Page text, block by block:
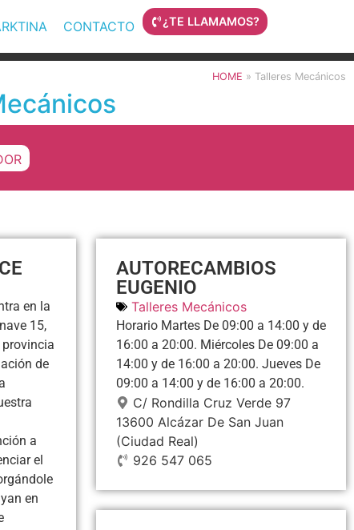
CONTACTO ¿TE LLAMAMOS?
HOME » Talleres Mecánicos
en la
15,
de
a
el
en
AUTORECAMBIOS
EUGENIO
Talleres Mecánicos
Horario Martes De 09:00 a 14:00 y de
16:00 a 20:00. Miércoles De 09:00 a
14:00 y de 16:00 a 20:00. Jueves De
09:00 a 14:00 y de 16:00 a 20:00.
C/ Rondilla Cruz Verde 97
13600 Alcázar De San Juan
(Ciudad Real)
926 547 065